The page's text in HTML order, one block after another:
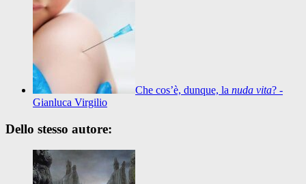
Che cos’è, dunque, la nuda vita? -
Gianluca Virgilio
Dello stesso autore: